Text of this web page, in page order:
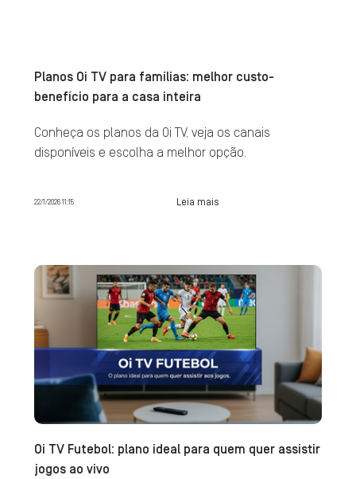
Planos Oi TV para famílias: melhor custo-
benefício para a casa inteira
Conheça os planos da Oi TV, veja os canais
disponíveis e escolha a melhor opção.
22/1/2026 11:15 Leia mais
Oi TV Futebol: plano ideal para quem quer assistir
jogos ao vivo